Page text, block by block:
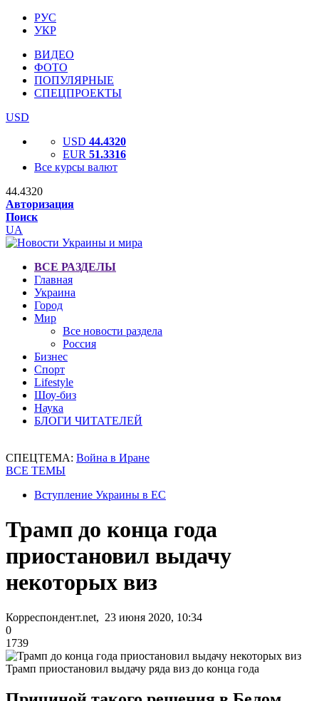
РУС
УКР
ВИДЕО
ФОТО
ПОПУЛЯРНЫЕ
СПЕЦПРОЕКТЫ
USD
USD 44.4320
EUR 51.3316
Все курсы валют
44.4320
Авторизация
Поиск
UA
ВСЕ РАЗДЕЛЫ
Главная
Украина
Город
Мир
Все новости раздела
Россия
Бизнес
Спорт
Lifestyle
Шоу-биз
Наука
БЛОГИ ЧИТАТЕЛЕЙ
СПЕЦТЕМА: Война в Иране
ВСЕ ТЕМЫ
Вступление Украины в ЕС
Трамп до конца года
приостановил выдачу
некоторых виз
Корреспондент.net, 23 июня 2020, 10:34
0
1739
Трамп приостановил выдачу ряда виз до конца года